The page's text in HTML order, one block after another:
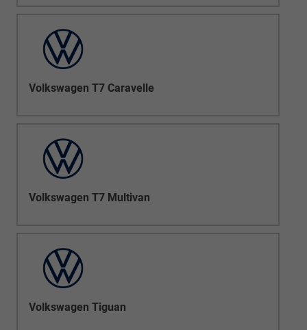
Volkswagen T7 Caravelle
Volkswagen T7 Multivan
Volkswagen Tiguan